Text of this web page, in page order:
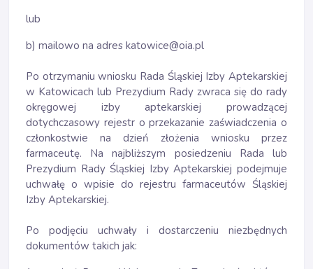
lub
b) mailowo na adres katowice@oia.pl
Po otrzymaniu wniosku Rada Śląskiej Izby Aptekarskiej
w Katowicach lub Prezydium Rady zwraca się do rady
okręgowej izby aptekarskiej prowadzącej
dotychczasowy rejestr o przekazanie zaświadczenia o
członkostwie na dzień złożenia wniosku przez
farmaceutę. Na najbliższym posiedzeniu Rada lub
Prezydium Rady Śląskiej Izby Aptekarskiej podejmuje
uchwałę o wpisie do rejestru farmaceutów Śląskiej
Izby Aptekarskiej.
Po podjęciu uchwały i dostarczeniu niezbędnych
dokumentów takich jak: